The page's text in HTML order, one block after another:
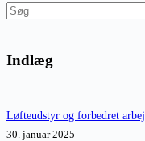
resultater
Indlæg
Løfteudstyr og forbedret
30. januar 2025